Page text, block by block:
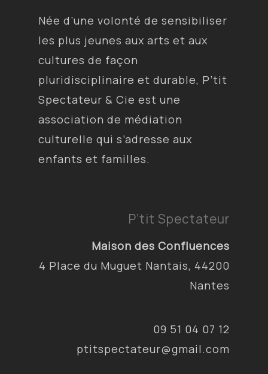
Née d’une volonté de sensibiliser
les plus jeunes aux arts et aux
cultures de façon
pluridisciplinaire et durable, P’tit
Spectateur & Cie est une
association de médiation
culturelle qui s’adresse aux
enfants et familles.
P’tit Spectateur
Maison des Confluences
4 Place du Muguet Nantais, 44200
Nantes
09 51 04 07 12
ptitspectateur@gmail.com